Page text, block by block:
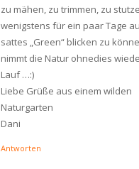
zu mähen, zu trimmen, zu
wenigstens für ein paar Tage
sattes „Green“ blicken zu
nimmt die Natur ohnedies
Lauf …:)
Liebe Grüße aus einem wilden
Naturgarten
Dani
Antworten